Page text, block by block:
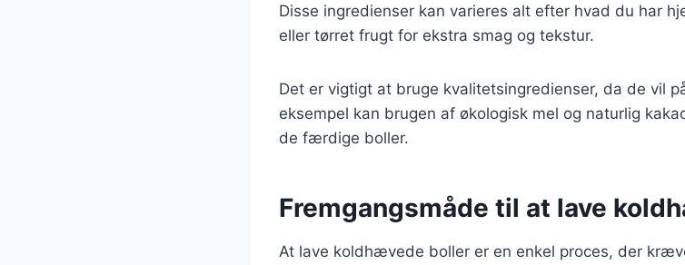
Disse ingredienser kan varieres alt efter hvad du har
eller tørret frugt for ekstra smag og tekstur.
Det er vigtigt at bruge kvalitetsingredienser, da de vil
eksempel kan brugen af økologisk mel og naturlig
de færdige boller.
Fremgangsmåde til at lave
At lave koldhævede boller er en enkel proces, der